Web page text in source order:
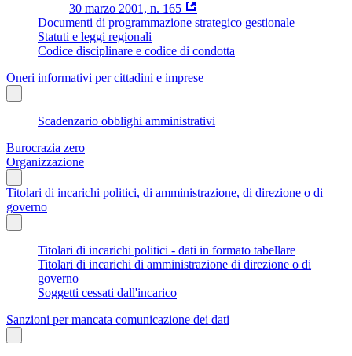
30 marzo 2001, n. 165
Documenti di programmazione strategico gestionale
Statuti e leggi regionali
Codice disciplinare e codice di condotta
Oneri informativi per cittadini e imprese
Scadenzario obblighi amministrativi
Burocrazia zero
Organizzazione
Titolari di incarichi politici, di amministrazione, di direzione o di
governo
Titolari di incarichi politici - dati in formato tabellare
Titolari di incarichi di amministrazione di direzione o di
governo
Soggetti cessati dall'incarico
Sanzioni per mancata comunicazione dei dati